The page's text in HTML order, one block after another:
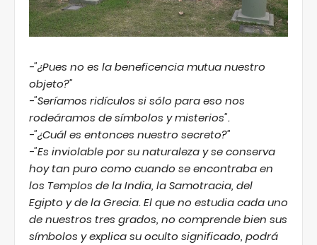
-"¿Pues no es la beneficencia mutua nuestro
objeto?"
-"Seríamos ridículos si sólo para eso nos
rodeáramos de símbolos y misterios".
-"¿Cuál es entonces nuestro secreto?"
-"Es inviolable por su naturaleza y se conserva
hoy tan puro como cuando se encontraba en
los Templos de la India, la Samotracia, del
Egipto y de la Grecia. El que no estudia cada uno
de nuestros tres grados, no comprende bien sus
símbolos y explica su oculto significado, podrá